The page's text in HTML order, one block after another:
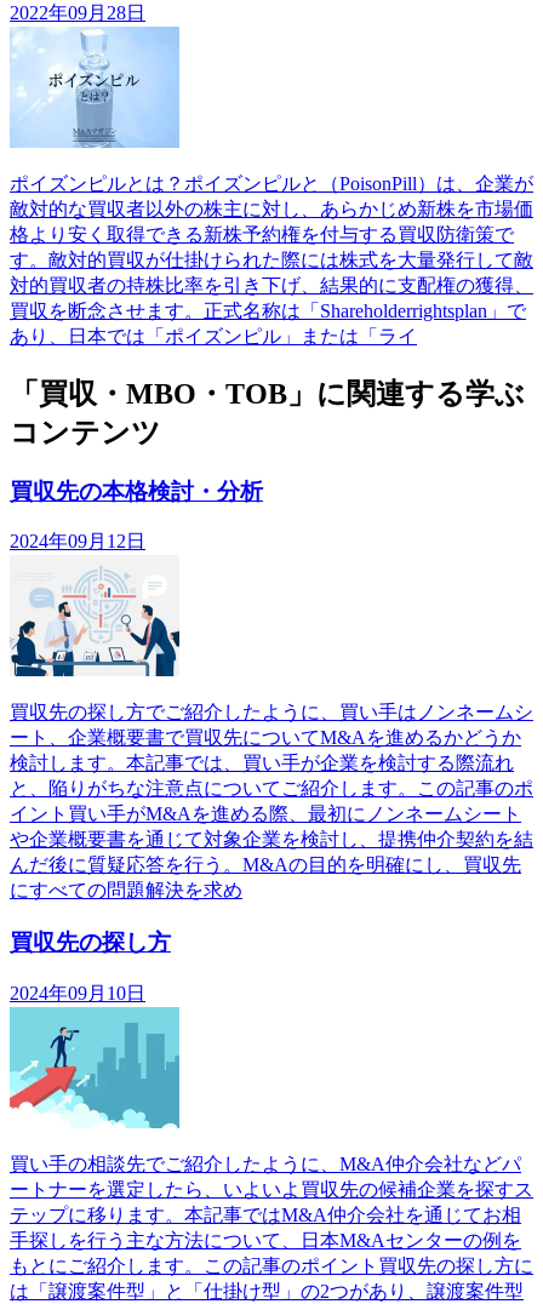
2022年09月28日
ポイズンピルとは？ポイズンピルと（PoisonPill）は、企業が
敵対的な買収者以外の株主に対し、あらかじめ新株を市場価
格より安く取得できる新株予約権を付与する買収防衛策で
す。敵対的買収が仕掛けられた際には株式を大量発行して敵
対的買収者の持株比率を引き下げ、結果的に支配権の獲得、
買収を断念させます。正式名称は「Shareholderrightsplan」で
あり、日本では「ポイズンピル」または「ライ
「買収・MBO・TOB」に関連する学ぶ
コンテンツ
買収先の本格検討・分析
2024年09月12日
買収先の探し方でご紹介したように、買い手はノンネームシ
ート、企業概要書で買収先についてM&Aを進めるかどうか
検討します。本記事では、買い手が企業を検討する際流れ
と、陥りがちな注意点についてご紹介します。この記事のポ
イント買い手がM&Aを進める際、最初にノンネームシート
や企業概要書を通じて対象企業を検討し、提携仲介契約を結
んだ後に質疑応答を行う。M&Aの目的を明確にし、買収先
にすべての問題解決を求め
買収先の探し方
2024年09月10日
買い手の相談先でご紹介したように、M&A仲介会社などパ
ートナーを選定したら、いよいよ買収先の候補企業を探すス
テップに移ります。本記事ではM&A仲介会社を通じてお相
手探しを行う主な方法について、日本M&Aセンターの例を
もとにご紹介します。この記事のポイント買収先の探し方に
は「譲渡案件型」と「仕掛け型」の2つがあり、譲渡案件型